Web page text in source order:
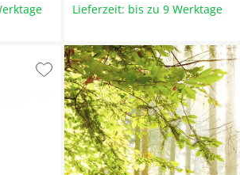
Lieferzeit: bis zu 9 Werktage